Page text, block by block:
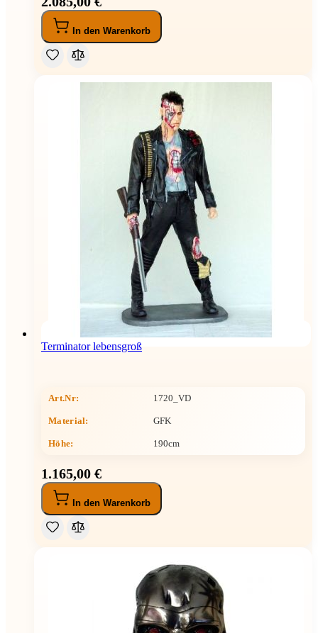
In den Warenkorb
Terminator lebensgroß
Art.Nr: 1720_VD
Material: GFK
Höhe: 190cm
1.165,00 €
In den Warenkorb